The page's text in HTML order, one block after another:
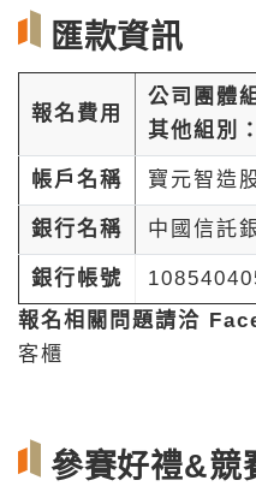
匯款資訊
報名費用
公司團體
其他組別
帳戶名稱 寶元智造
銀行名稱 中國信託
銀行帳號
報名相關問題請洽
客櫃
參賽好禮&競